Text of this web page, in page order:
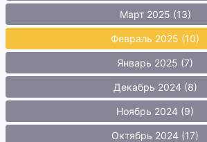
Март 2025 (13)
Февраль 2025 (10)
Январь 2025 (7)
Декабрь 2024 (8)
Ноябрь 2024 (9)
Октябрь 2024 (17)